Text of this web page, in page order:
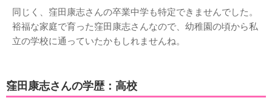
同じく、窪田康志さんの卒業中学も特定できませんでした。
裕福な家庭で育った窪田康志さんなので、幼稚園の頃から私
立の学校に通っていたかもしれませんね。
窪田康志さんの学歴：高校